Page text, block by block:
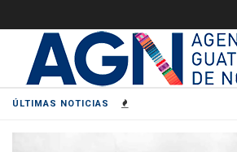
ÚLTIMAS NOTICIAS